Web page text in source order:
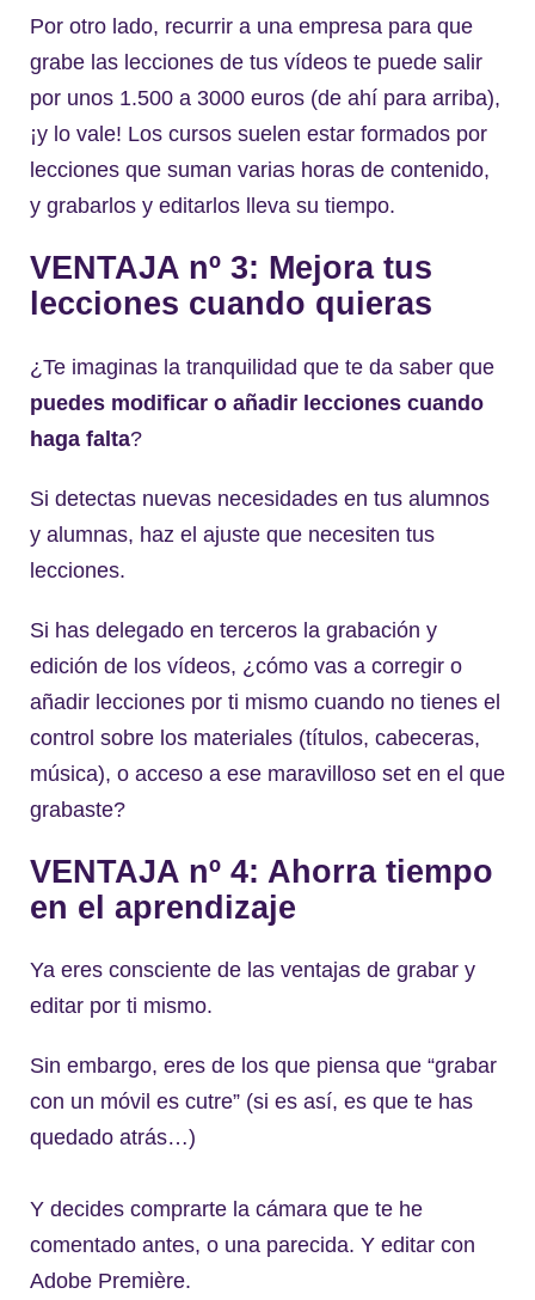
Por otro lado, recurrir a una empresa para que
grabe las lecciones de tus vídeos te puede salir
por unos 1.500 a 3000 euros (de ahí para arriba),
¡y lo vale! Los cursos suelen estar formados por
lecciones que suman varias horas de contenido,
y grabarlos y editarlos lleva su tiempo.
VENTAJA nº 3: Mejora tus
lecciones cuando quieras
¿Te imaginas la tranquilidad que te da saber que
puedes modificar o añadir lecciones cuando
haga falta?
Si detectas nuevas necesidades en tus alumnos
y alumnas, haz el ajuste que necesiten tus
lecciones.
Si has delegado en terceros la grabación y
edición de los vídeos, ¿cómo vas a corregir o
añadir lecciones por ti mismo cuando no tienes el
control sobre los materiales (títulos, cabeceras,
música), o acceso a ese maravilloso set en el que
grabaste?
VENTAJA nº 4: Ahorra tiempo
en el aprendizaje
Ya eres consciente de las ventajas de grabar y
editar por ti mismo.
Sin embargo, eres de los que piensa que “grabar
con un móvil es cutre” (si es así, es que te has
quedado atrás…)
Y decides comprarte la cámara que te he
comentado antes, o una parecida. Y editar con
Adobe Première.